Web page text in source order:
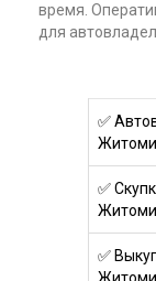
время.
для
✅
✅
✅